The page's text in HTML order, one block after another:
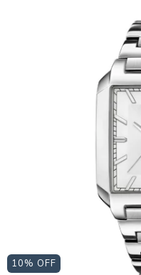
10% OFF